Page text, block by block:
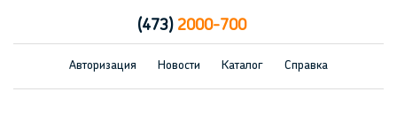
(473)2000-700
Авторизация Новости Каталог Справка